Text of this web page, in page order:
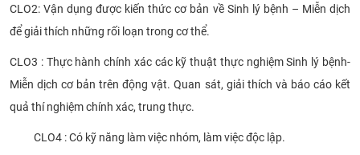
CLO2: Vận dụng được kiến thức cơ bản về Sinh lý bệnh – Miễn dịch
để giải thích những rối loạn trong cơ thể.
CLO3 : Thực hành chính xác các kỹ thuật thực nghiệm Sinh lý bệnh-
Miễn dịch cơ bản trên động vật. Quan sát, giải thích và báo cáo kết
quả thí nghiệm chính xác, trung thực.
CLO4 : Có kỹ năng làm việc nhóm, làm việc độc lập.